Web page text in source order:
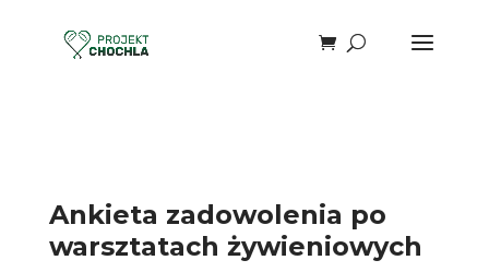
Ankieta zadowolenia po
warsztatach żywieniowych